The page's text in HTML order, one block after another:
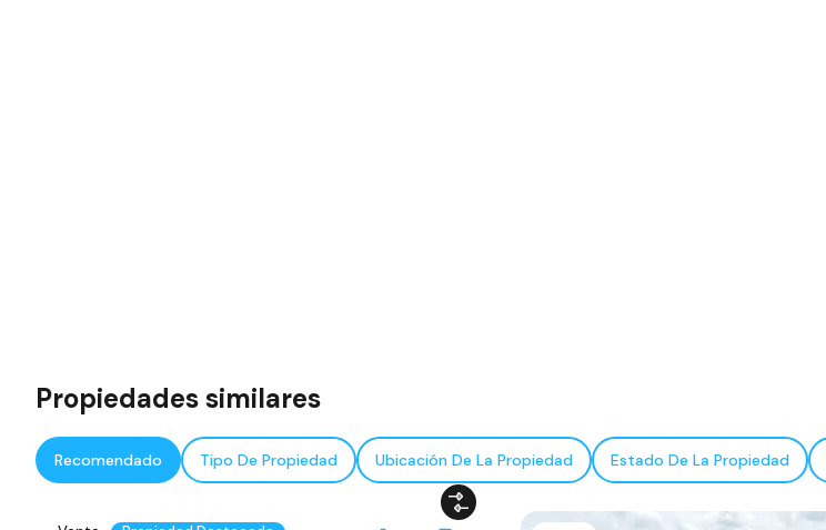
Propiedades similares
Recomendado Tipo De Propiedad Ubicación De La Propiedad Estado De La Propiedad